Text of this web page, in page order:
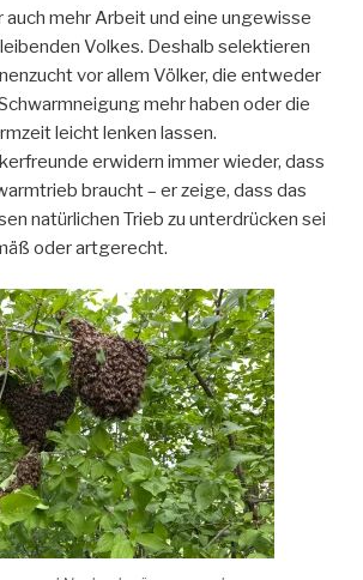
auch mehr Arbeit und eine ungewisse
Volkes. Deshalb selektieren
vor allem Völker, die entweder
mehr haben oder die
leicht lenken lassen.
erwidern immer wieder, dass
braucht – er zeige, dass das
natürlichen Trieb zu unterdrücken sei
oder artgerecht.